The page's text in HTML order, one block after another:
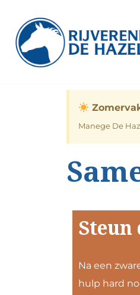
Ga
naar
Manege De
Steun
Na een
hulp hard